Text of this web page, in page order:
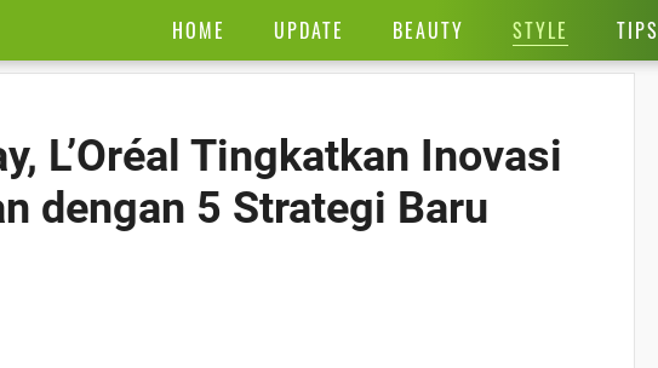
HOME UPDATE BEAUTY STYLE TIPS
L’Oréal Tingkatkan Inovasi
dengan 5 Strategi Baru